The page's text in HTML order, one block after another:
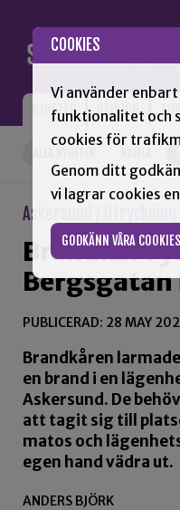
COOKIES
Vi använder
funktionalitet och
cookies för
Genom ditt
vi lagrar cookies
GODKÄNN VÅRA COOKIES
NYHETER OPINION
Askersund / Utryckning
Brandkår
Bergsgatan
PUBLICERAD: 28 MAY
Brandkåren
en brand i en
Askersund. De
att tagit sig till
matos och
egen hand vädra ut.
ANDERS BJÖRK